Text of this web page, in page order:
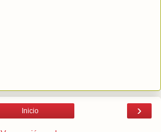
›
Inicio